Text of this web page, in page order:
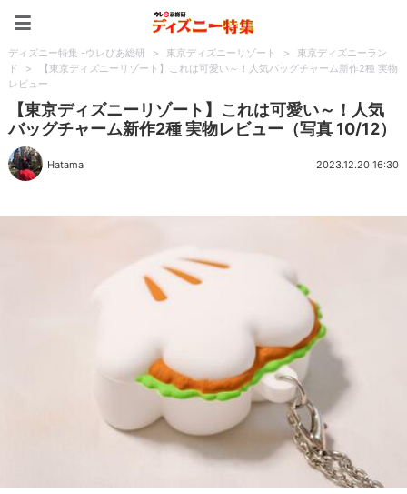
ディズニー特集 -ウレぴあ総研 > 東京ディズニーリゾート >
東京ディズニーラン
ド
>
【東京ディズニーリゾート】これは可愛い～！人気バッグチャーム新作2種 実物
レビュー
【東京ディズニーリゾート】これは可愛い～！人気
バッグチャーム新作2種 実物レビュー（写真 10/12）
Hatama 2023.12.20 16:30